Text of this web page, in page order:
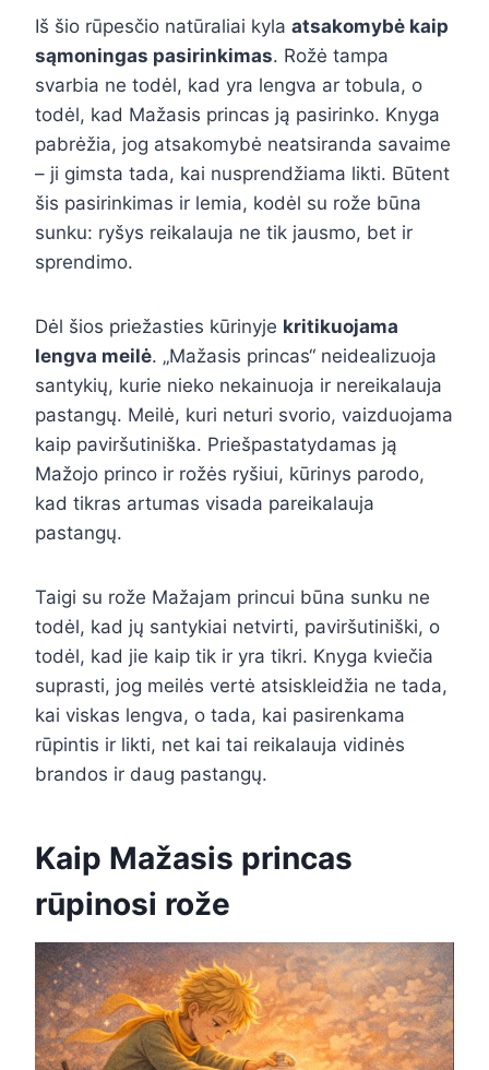
Iš šio rūpesčio natūraliai kyla atsakomybė kaip
sąmoningas pasirinkimas. Rožė tampa
svarbia ne todėl, kad yra lengva ar tobula, o
todėl, kad Mažasis princas ją pasirinko. Knyga
pabrėžia, jog atsakomybė neatsiranda savaime
– ji gimsta tada, kai nusprendžiama likti. Būtent
šis pasirinkimas ir lemia, kodėl su rože būna
sunku: ryšys reikalauja ne tik jausmo, bet ir
sprendimo.
Dėl šios priežasties kūrinyje kritikuojama
lengva meilė. „Mažasis princas“ neidealizuoja
santykių, kurie nieko nekainuoja ir nereikalauja
pastangų. Meilė, kuri neturi svorio, vaizduojama
kaip paviršutiniška. Priešpastatydamas ją
Mažojo princo ir rožės ryšiui, kūrinys parodo,
kad tikras artumas visada pareikalauja
pastangų.
Taigi su rože Mažajam princui būna sunku ne
todėl, kad jų santykiai netvirti, paviršutiniški, o
todėl, kad jie kaip tik ir yra tikri. Knyga kviečia
suprasti, jog meilės vertė atsiskleidžia ne tada,
kai viskas lengva, o tada, kai pasirenkama
rūpintis ir likti, net kai tai reikalauja vidinės
brandos ir daug pastangų.
Kaip Mažasis princas
rūpinosi rože